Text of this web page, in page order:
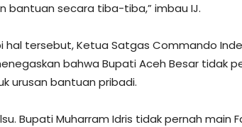
bantuan secara tiba-tiba,” imbau IJ.
hal tersebut, Ketua Satgas Commando
bahwa Bupati Aceh Besar tidak
urusan bantuan pribadi.
Bupati Muharram Idris tidak pernah main